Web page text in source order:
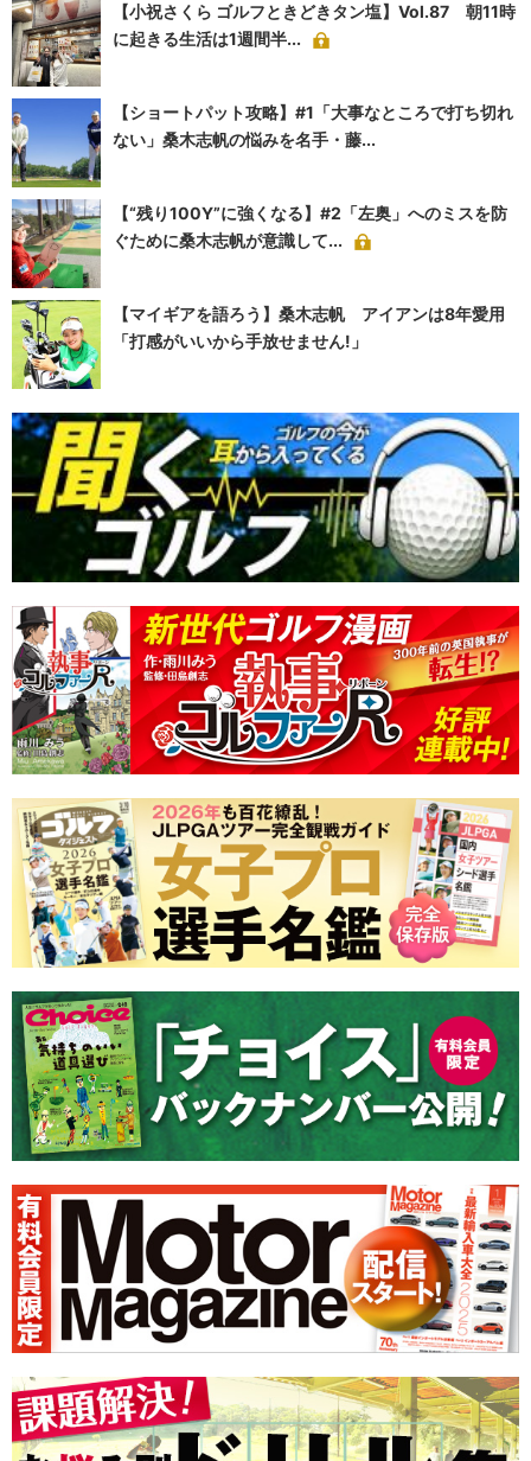
【小祝さくら ゴルフときどきタン塩】Vol.87 朝11時
に起きる生活は1週間半...
【ショートパット攻略】#1「大事なところで打ち切れ
ない」桑木志帆の悩みを名手・藤...
【“残り100Y”に強くなる】#2「左奥」へのミスを防
ぐために桑木志帆が意識して...
【マイギアを語ろう】桑木志帆 アイアンは8年愛用
「打感がいいから手放せません!」